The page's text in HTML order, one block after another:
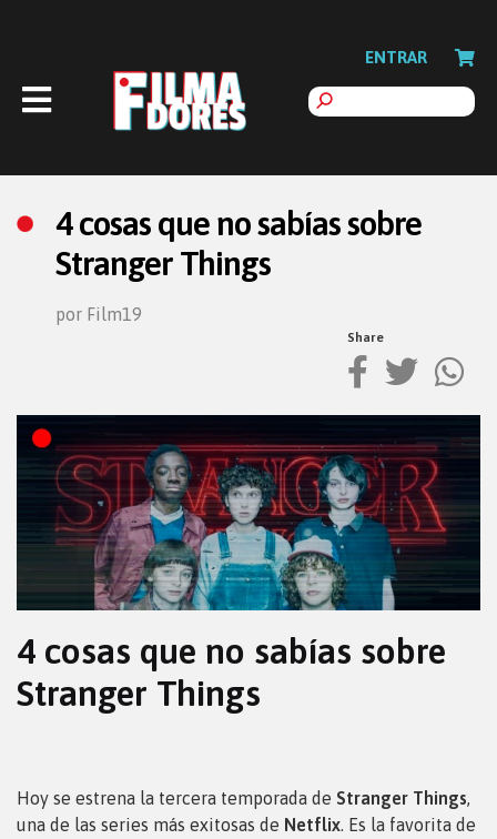
ENTRAR
4 cosas que no sabías sobre
Stranger Things
por Film19
Share
4 cosas que no sabías sobre
Stranger Things
Hoy se estrena la tercera temporada de Stranger Things,
una de las series más exitosas de Netflix. Es la favorita de